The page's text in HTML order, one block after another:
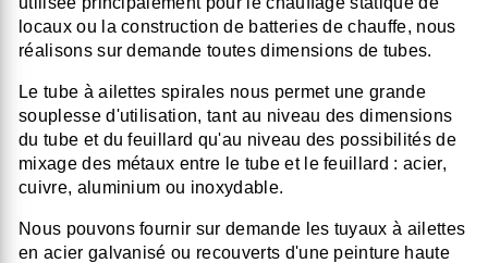
locaux ou la construction de batteries de chauffe, nous
réalisons sur demandetoutes dimensions de tubes.
Le tube à ailettes spirales nous permet une grande
souplesse d'utilisation, tant au niveau des dimensions
du tube et du feuillard qu'au niveau des possibilités de
mixage des métaux entre le tube et le feuillard : acier,
cuivre, aluminium ou inoxydable.
Nous pouvons fournir sur demande les tuyaux à ailettes
en acier galvanisé ou recouverts d'une peinture haute